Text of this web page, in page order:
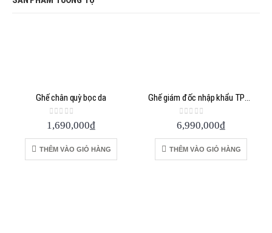
Ghế chân quỳ bọc da
0 out of 5
1,690,000₫
THÊM VÀO GIỎ HÀNG
Ghế giám đốc nhập khẩu TPHCM
0 out of 5
6,990,000₫
THÊM VÀO GIỎ HÀNG